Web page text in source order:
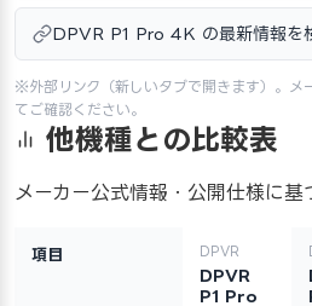
DPVR P1 Pro 4K の最新情報を
※外部リンク（新しいタブで開きます）。メ
てご確認ください。
他機種との比較表
メーカー公式情報・公開仕様に基
項目 DPVR
DPVR
P1 Pro